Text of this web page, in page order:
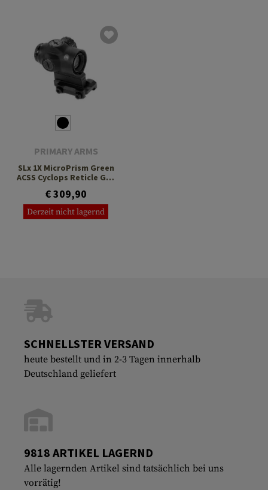
PRIMARY ARMS
SLx 1X MicroPrism Green
ACSS Cyclops Reticle Gen
€ 309,90
Derzeit nicht lagernd
SCHNELLSTER VERSAND
heute bestellt und in 2-3 Tagen innerhalb
Deutschland geliefert
9818 ARTIKEL LAGERND
Alle lagernden Artikel sind tatsächlich bei uns
vorrätig!